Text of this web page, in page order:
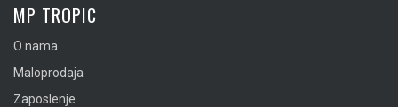
MP TROPIC
O nama
Maloprodaja
Zaposlenje